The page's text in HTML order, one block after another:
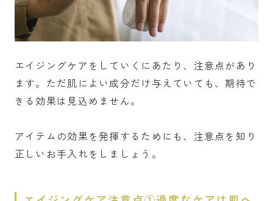
エイジングケアをしていくにあたり、注意点があり
ます。ただ肌によい成分だけ与えていても、期待で
きる効果は見込めません。
アイテムの効果を発揮するためにも、注意点を知り
正しいお手入れをしましょう。